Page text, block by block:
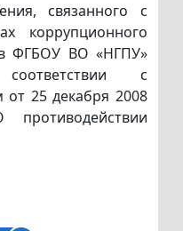
связанного с
коррупционного
ФГБОУ ВО «НГПУ»
с
25 декабря 2008